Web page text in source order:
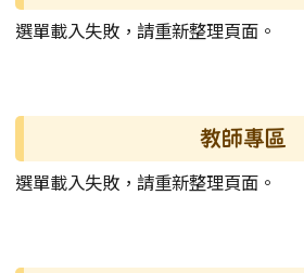
選單載入失敗，請重新整理頁面。
教師專區
選單載入失敗，請重新整理頁面。